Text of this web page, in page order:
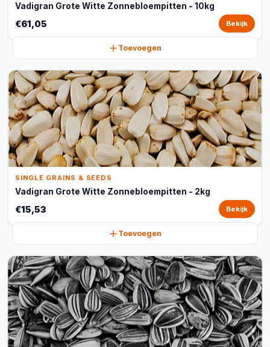
Vadigran Grote Witte Zonnebloempitten - 10kg
€61,05 Bekijk
Toevoegen
SINGLE GRAINS & SEEDS
Vadigran Grote Witte Zonnebloempitten - 2kg
€15,53 Bekijk
Toevoegen